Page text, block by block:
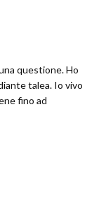
questione. Ho
talea. Io vivo
fino ad